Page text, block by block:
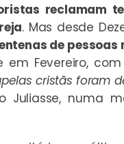
reclamam
. Mas desde
de
Fevereiro,
cristãs foram
Juliasse, numa